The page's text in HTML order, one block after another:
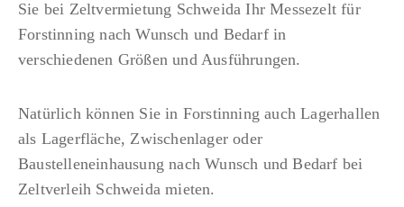
Sie bei Zeltvermietung Schweida Ihr Messezelt für
Forstinning nach Wunsch und Bedarf in
verschiedenen Größen und Ausführungen.
Natürlich können Sie in Forstinning auch Lagerhallen
als Lagerfläche, Zwischenlager oder
Baustelleneinhausung nach Wunsch und Bedarf bei
Zeltverleih Schweida mieten.